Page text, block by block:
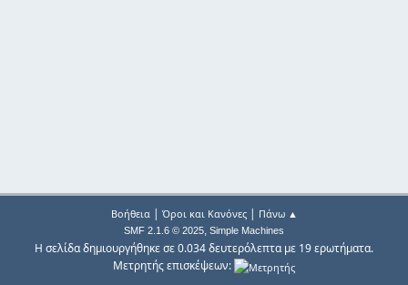
Βοήθεια| Όροι και Κανόνες| Πάνω ▲
SMF 2.1.6 © 2025, Simple Machines
Η σελίδα δημιουργήθηκε σε 0.034 δευτερόλεπτα με 19 ερωτήματα.
Μετρητής επισκέψεων: